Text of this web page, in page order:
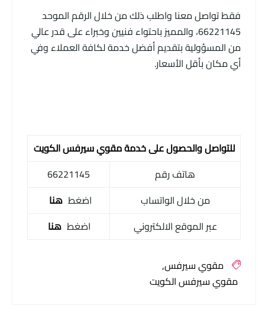
فقط تواصل معنا واطلب ذلك من خلال الرقم الموحد
66221145، والمميز باحتواء فنيين وخبراء على قدر عالي
من المسؤولية بتقديم أفضل خدمة لكافة العملاء وفي
أي مكان بأقل الأسعار.
للتواصل والحصول على خدمة مقوي سيرفس الكويت
هاتف رقم
66221145
من خلال الواتساب
اضغط هنا
عبر الموقع الالكتروني
اضغط هنا
مقوي سيرفس
مقوي سيرفس الكويت